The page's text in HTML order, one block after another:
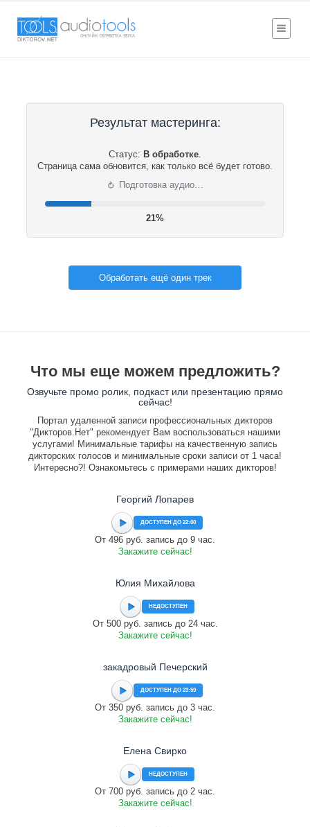
Результат мастеринга:
Статус: В обработке.
Страница сама обновится, как только всё будет готово.
⟳ Подготовка аудио…
22%
Обработать ещё один трек
Что мы еще можем предложить?
Озвучьте промо ролик, подкаст или презентацию прямо
сейчас!
Портал удаленной записи профессиональных дикторов
"Дикторов.Нет" рекомендует Вам воспользоваться нашими
услугами! Минимальные тарифы на качественную запись
дикторских голосов и минимальные сроки записи от 1 часа!
Интересно?! Ознакомьтесь с примерами наших дикторов!
Георгий Лопарев
ДОСТУПЕН ДО 22:00
От 496 руб. запись до 9 час.
Закажите сейчас!
Юлия Михайлова
НЕДОСТУПЕН
От 500 руб. запись до 24 час.
Закажите сейчас!
закадровый Печерский
ДОСТУПЕН ДО 23:59
От 350 руб. запись до 3 час.
Закажите сейчас!
Елена Свирко
НЕДОСТУПЕН
От 700 руб. запись до 2 час.
Закажите сейчас!